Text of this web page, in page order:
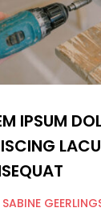
IPSUM
SABINE